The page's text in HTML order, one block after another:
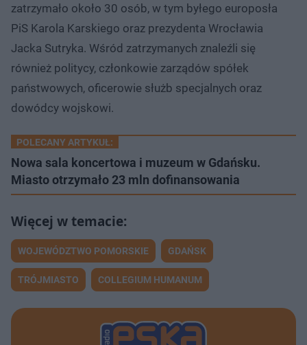
zatrzymało około 30 osób, w tym byłego europosła
PiS Karola Karskiego oraz prezydenta Wrocławia
Jacka Sutryka. Wśród zatrzymanych znaleźli się
również politycy, członkowie zarządów spółek
państwowych, oficerowie służb specjalnych oraz
dowódcy wojskowi.
POLECANY ARTYKUŁ:
Nowa sala koncertowa i muzeum w Gdańsku.
Miasto otrzymało 23 mln dofinansowania
WOJEWÓDZTWO POMORSKIE GDAŃSK
TRÓJMIASTO COLLEGIUM HUMANUM